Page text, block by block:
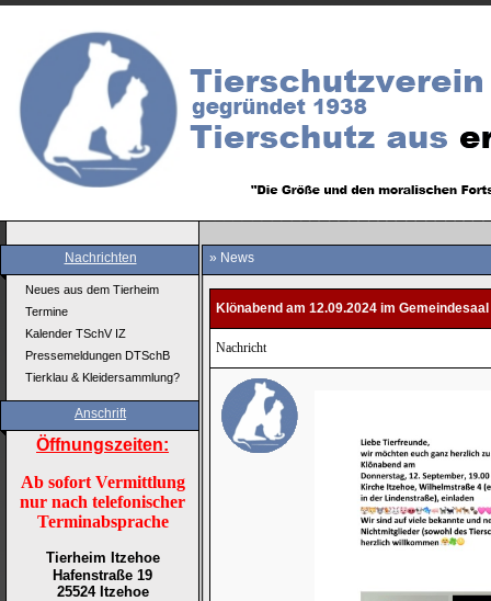
Nachrichten
Neues aus dem Tierheim
Termine
Kalender TSchV IZ
Pressemeldungen DTSchB
Tierklau & Kleidersammlung?
Anschrift
Öffnungszeiten:
Ab sofort Vermittlung
nur nach telefonischer
Terminabsprache
Tierheim Itzehoe
Hafenstraße 19
25524 Itzehoe
» News
Klönabend am 12.09.2024 im
Nachricht